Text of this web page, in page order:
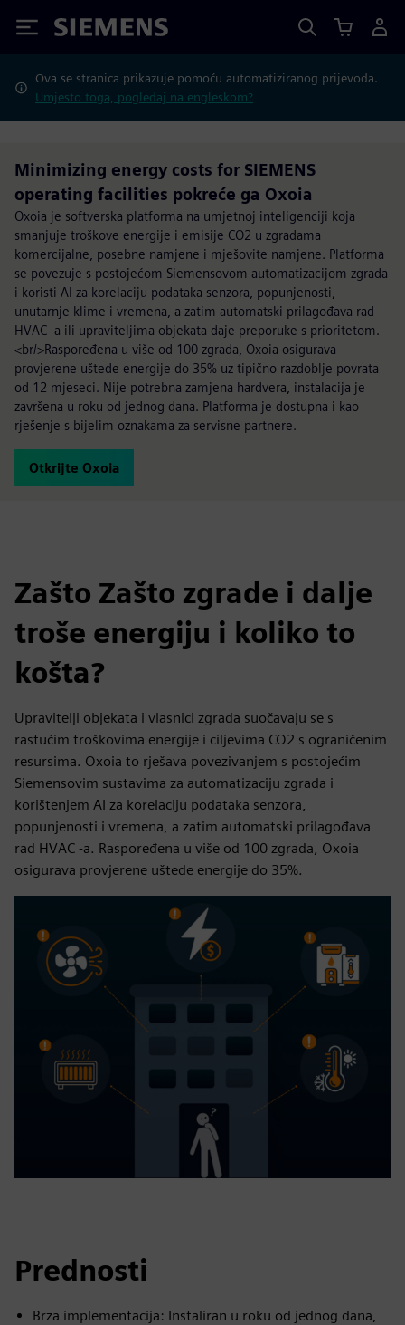
Siemens
Ova se stranica prikazuje pomoću automatiziranog prijevoda.
Umjesto toga, pogledaj na engleskom?
Minimizing energy costs for SIEMENS
operating facilities pokreće ga Oxoia
Oxoia je softverska platforma na umjetnoj inteligenciji koja
smanjuje troškove energije i emisije CO2 u zgradama
komercijalne, posebne namjene i mješovite namjene. Platforma
se povezuje s postojećom Siemensovom automatizacijom zgrada
i koristi AI za korelaciju podataka senzora, popunjenosti,
unutarnje klime i vremena, a zatim automatski prilagođava rad
HVAC -a ili upraviteljima objekata daje preporuke s prioritetom.
<br/>Raspoređena u više od 100 zgrada, Oxoia osigurava
provjerene uštede energije do 35% uz tipično razdoblje povrata
od 12 mjeseci. Nije potrebna zamjena hardvera, instalacija je
završena u roku od jednog dana. Platforma je dostupna i kao
rješenje s bijelim oznakama za servisne partnere.
Otkrijte Oxoia
Zašto Zašto zgrade i dalje
troše energiju i koliko to
košta?
Upravitelji objekata i vlasnici zgrada suočavaju se s
rastućim troškovima energije i ciljevima CO2 s ograničenim
resursima. Oxoia to rješava povezivanjem s postojećim
Siemensovim sustavima za automatizaciju zgrada i
korištenjem AI za korelaciju podataka senzora,
popunjenosti i vremena, a zatim automatski prilagođava
rad HVAC -a. Raspoređena u više od 100 zgrada, Oxoia
osigurava provjerene uštede energije do 35%.
Prednosti
Brza implementacija: Instaliran u roku od jednog dana,